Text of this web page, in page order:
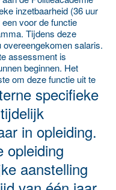
inzetbaarheid (36 uur
voor de functie
Tijdens deze
overeengekomen salaris.
assessment is
beginnen. Het
om deze functie uit te
specifieke
in opleiding.
opleiding
aanstelling